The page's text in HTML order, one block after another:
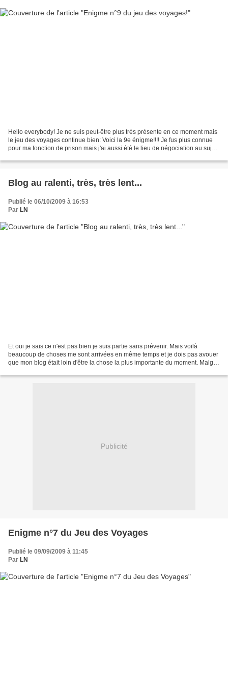
Hello everybody! Je ne suis peut-être plus très présente en ce moment mais
le jeu des voyages continue bien: Voici la 9e énigme!!!! Je fus plus connue
pour ma fonction de prison mais j'ai aussi été le lieu de négociation au sujet
Blog au ralenti, très, très lent...
Publié le 06/10/2009 à 16:53
Par LN
Et oui je sais ce n'est pas bien je suis partie sans prévenir. Mais voilà
beaucoup de choses me sont arrivées en même temps et je dois pas avouer
que mon blog était loin d'être la chose la plus importante du moment. Malgré
Publicité
Enigme n°7 du Jeu des Voyages
Publié le 09/09/2009 à 11:45
Par LN